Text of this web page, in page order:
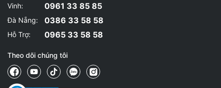
Vinh: 0961 33 85 85
Đà Nẵng: 0386 33 58 58
Hỗ Trợ: 0965 33 58 58
Theo dõi chúng tôi